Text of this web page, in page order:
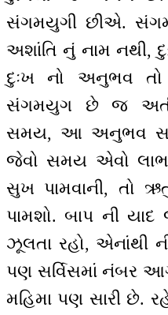
સંગમયુગી છીએ.
અશાંતિ નું નામ
દુઃખ નો અનુભવ
સંગમયુગ છે જ
સમય, આ અનુભવ
જેવો સમય એવો
સુખ પામવાની, તો
પામશો. બાપ ની
ઝૂલતા રહો, એનાંથી
પણ સર્વિસમાં નંબર
મહિમા પણ સારી છે.